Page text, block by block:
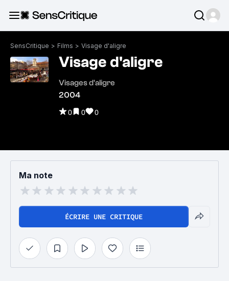
SensCritique > Films > Visage d'aligre
Visage d'aligre
Visages d'aligre
2004
0 0 0
Ma note
ÉCRIRE UNE CRITIQUE